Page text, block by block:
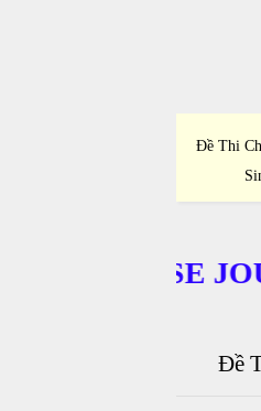
Đề Thi
Đề